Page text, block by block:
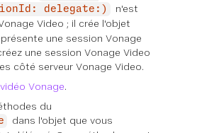
delegate:)
n'est
Video ; il crée l'objet
une session Vonage
une session Vonage Video
côté serveur Vonage Video.
Vonage.
du
dans l'objet que vous